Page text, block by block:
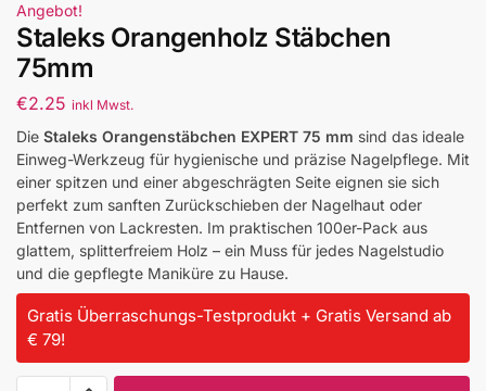
Angebot!
Staleks Orangenholz Stäbchen
75mm
€2.25 inkl Mwst.
Die Staleks Orangenstäbchen EXPERT 75 mm sind das ideale
Einweg-Werkzeug für hygienische und präzise Nagelpflege. Mit
einer spitzen und einer abgeschrägten Seite eignen sie sich
perfekt zum sanften Zurückschieben der Nagelhaut oder
Entfernen von Lackresten. Im praktischen 100er-Pack aus
glattem, splitterfreiem Holz – ein Muss für jedes Nagelstudio
und die gepflegte Maniküre zu Hause.
Gratis Überraschungs-Testprodukt + Gratis Versand ab
€ 79!